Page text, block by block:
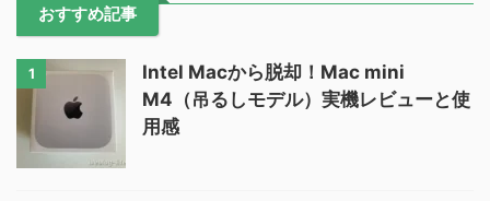
おすすめ記事
1
Intel Macから脱却！Mac mini
M4（吊るしモデル）実機レビューと使
用感